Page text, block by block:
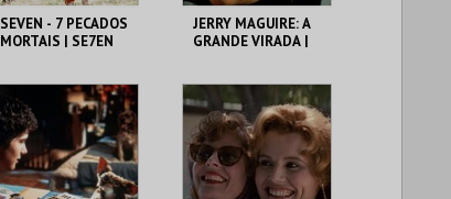
SEVEN - 7 PECADOS
MORTAIS | SE7EN
CAPITÓLIO.
MAIS INFO
JERRY MAGUIRE: A
GRANDE VIRADA |
CAPITÓLIO.
MAIS INFO